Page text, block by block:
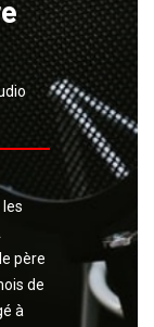
père
de
à